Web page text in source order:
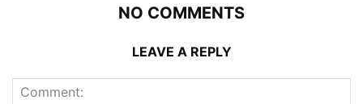
NO COMMENTS
LEAVE A REPLY